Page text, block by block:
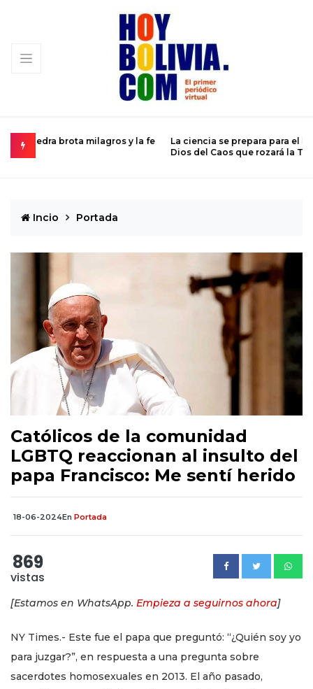
la fe
La ciencia se prepara para el histórico sobrevuelo del
Dios del Caos que rozará la Tierra
Incio Portada
Católicos de la comunidad
LGBTQ reaccionan al insulto del
papa Francisco: Me sentí herido
18-06-2024En Portada
869
vistas
[Estamos en WhatsApp. Empieza a seguirnos ahora]
NY Times.- Este fue el papa que preguntó: “¿Quién soy yo
para juzgar?”, en respuesta a una pregunta sobre
sacerdotes homosexuales en 2013. El año pasado,